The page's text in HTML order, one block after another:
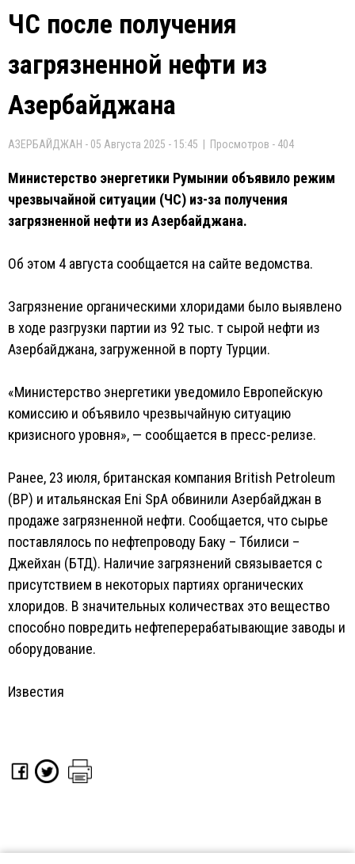
ЧС после получения
загрязненной нефти из
Азербайджана
АЗЕРБАЙДЖАН - 05 Августа 2025 - 15:45 | Просмотров - 404
Министерство энергетики Румынии объявило режим
чрезвычайной ситуации (ЧС) из-за получения
загрязненной нефти из Азербайджана.
Об этом 4 августа сообщается на сайте ведомства.
Загрязнение органическими хлоридами было выявлено
в ходе разгрузки партии из 92 тыс. т сырой нефти из
Азербайджана, загруженной в порту Турции.
«Министерство энергетики уведомило Европейскую
комиссию и объявило чрезвычайную ситуацию
кризисного уровня», — сообщается в пресс-релизе.
Ранее, 23 июля, британская компания British Petroleum
(BP) и итальянская Eni SpA обвинили Азербайджан в
продаже загрязненной нефти. Сообщается, что сырье
поставлялось по нефтепроводу Баку – Тбилиси –
Джейхан (БТД). Наличие загрязнений связывается с
присутствием в некоторых партиях органических
хлоридов. В значительных количествах это вещество
способно повредить нефтеперерабатывающие заводы и
оборудование.
Известия